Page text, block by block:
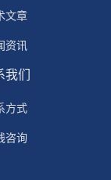
文章
资讯
我们
方式
咨询